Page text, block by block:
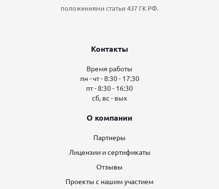
положениями статьи 437 ГК РФ.
Контакты
Время работы
пн - чт - 8:30 - 17:30
пт - 8:30 - 16:30
сб, вс - вых
О компании
Партнеры
Лицензии и сертификаты
Отзывы
Проекты с нашим участием